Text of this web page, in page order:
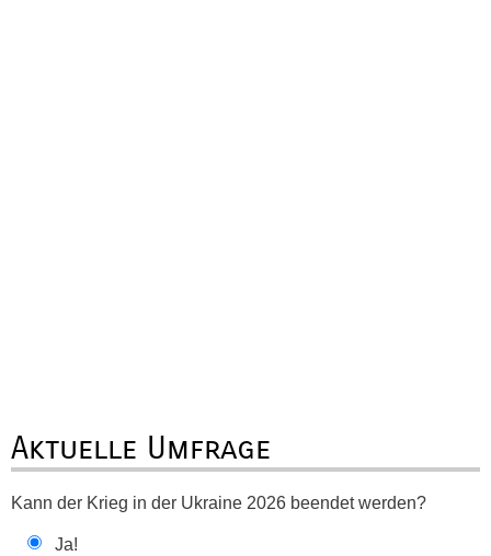
Aktuelle Umfrage
Kann der Krieg in der Ukraine 2026 beendet werden?
Ja!